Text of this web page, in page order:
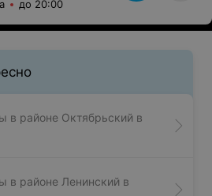
до 20:00
в районе Октябрьский в
в районе Ленинский в